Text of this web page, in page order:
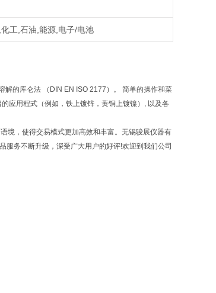
工,石油,能源,电子/电池
解的库仑法 （DIN EN ISO 2177）。 简单的操作和菜
应用程式（例如，铁上镀锌，黄铜上镀镍）, 以及各
境，使得交易模式更加高效和丰富。无锡骏展仪器有
务不断升级，深受广大用户的好评!欢迎到我们公司